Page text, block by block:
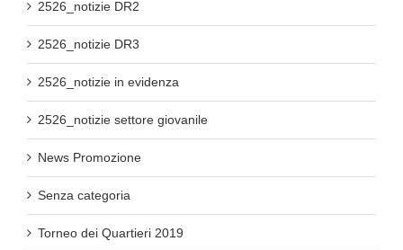
2526_notizie DR2
2526_notizie DR3
2526_notizie in evidenza
2526_notizie settore giovanile
News Promozione
Senza categoria
Torneo dei Quartieri 2019